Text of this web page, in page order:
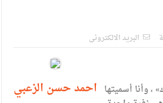
الوصاية الهاشمية التاريخية على المقدسات
الإسلامية والمسيحية
تحرير الصحف اليومية ويؤكد حرص مجلس
البريد الالكترونى
احمد حسن الزعبي وأنا أسميتها